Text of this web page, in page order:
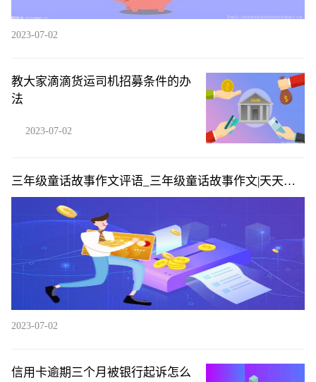
2023-07-02
教大家滴滴货运司机招募条件的办
法
2023-07-02
三年级童话故事作文评语_三年级童话故事作文|天天播
资讯
2023-07-02
信用卡逾期三个月被银行起诉怎么